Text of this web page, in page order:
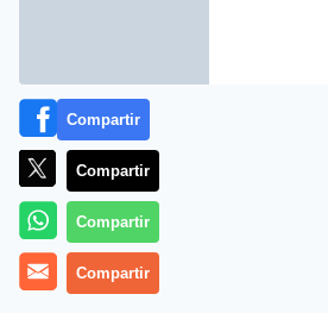
Más información
Compartir
Compartir
Compartir
Compartir